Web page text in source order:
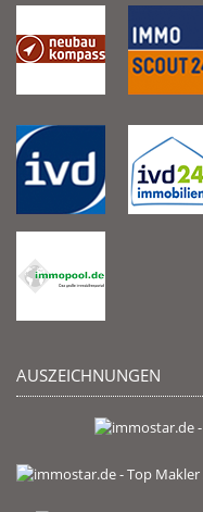
AUSZEICHNUNGEN